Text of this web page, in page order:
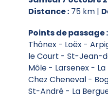
Distance : 75 km |
Points de passage :
Thônex - Loëx -
le Court - St-Jean-
Môle - Larsenex -
Chez Cheneval -
St-André - La